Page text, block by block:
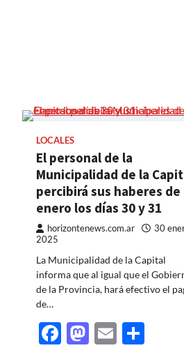
LOCALES
El personal de la
Municipalidad de la
percibirá sus haberes de
enero los días 30 y 31
horizontenews.com.ar
30
2025
La Municipalidad de la Capital
informa que al igual que el
de la Provincia, hará efectivo el
de…
Facebook
Mastodon
Email